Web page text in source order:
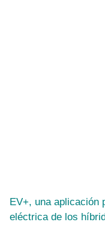
EV+, una aplicación
eléctrica de los